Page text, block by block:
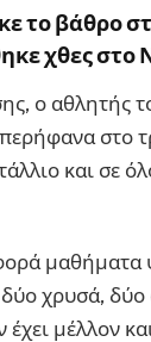
το βάθρο
χθες στο
ο αθλητής
στο
και σε
μαθήματα
χρυσά, δύο
έχει μέλλον